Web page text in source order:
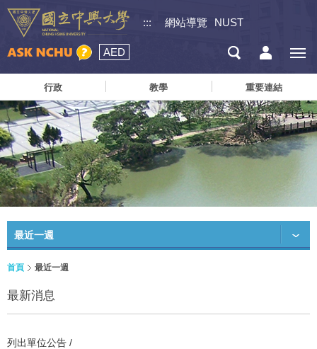
::: 網站導覽 NUST
AED
行政 教學 重要連結
最近一週
首頁 最近一週
最新消息
列出單位公告 /